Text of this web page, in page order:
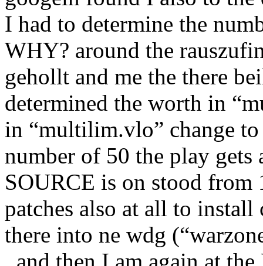
I had to determine the
WHY? around the
gehollt and me the there
determined the worth in
in “multilim.vlo” change
number of 50 the play
SOURCE is on stood from
patches also at all to
there into ne wdg